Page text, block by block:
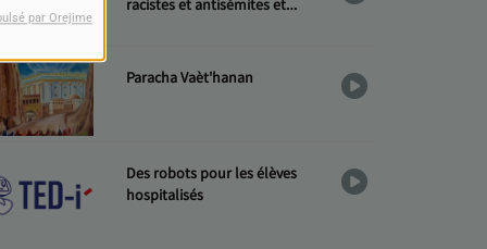
par Orejime
racistes et antisémites et
Paracha Vaèt'hanan
Des robots pour les élèves
hospitalisés